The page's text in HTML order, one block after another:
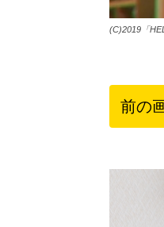
(C)2019「
前の